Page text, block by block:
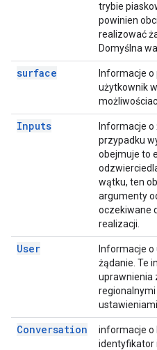
trybie
powinien
realizować
Domyślna
surface
Informacje
użytkownik
Inputs
Informacje o
przypadku
obejmuje to
wątku, ten
argumenty
oczekiwane
realizacji.
User
Informacje o
żądanie. Te
uprawnienia
Conversation
informacje o
identyfikator